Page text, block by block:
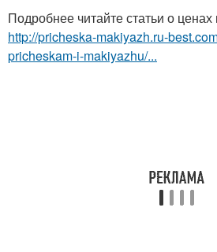
Подробнее читайте статьи о
http://pricheska-makiyazh.ru-
pricheskam-i-makiyazhu/...